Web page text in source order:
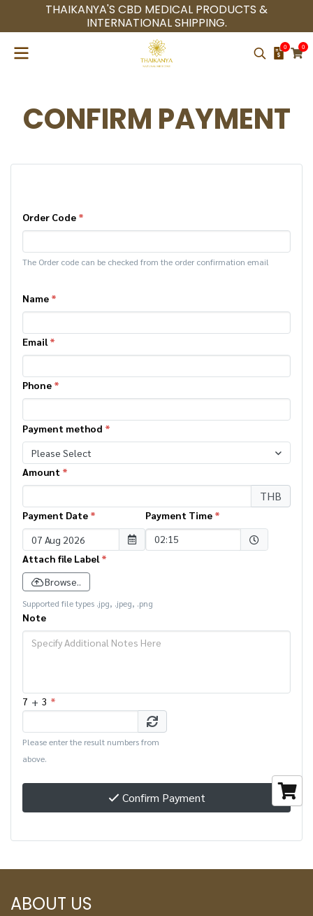
THAIKANYA'S CBD MEDICAL PRODUCTS &
INTERNATIONAL SHIPPING.
0 0
CONFIRM PAYMENT
Order Code *
The Order code can be checked from the order confirmation email
Name *
Email*
Phone *
Payment method *
Please Select
Amount *
THB
Payment Date * Payment Time *
02:15
Attach file Label*
Browse..
Supported file types .jpg, .jpeg, .png
Note
7 + 3 *
Please enter the result numbers from
above.
Confirm Payment
ABOUT US